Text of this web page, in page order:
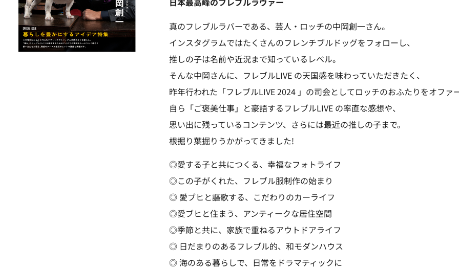
真のフレブルラバーである、芸人・ロッチの中岡創一さん。
インスタグラムではたくさんのフレンチブルドッグをフォローし、
推しの子は名前や近況まで知っているレベル。
そんな中岡さんに、フレブルLIVE の天国感を味わっていただきたく、
昨年行われた「フレブルLIVE 2024 」の司会としてロッチのおふたりをオファ
自ら「ご褒美仕事」と豪語するフレブルLIVE の率直な感想や、
思い出に残っているコンテンツ、さらには最近の推しの子まで。
根掘り葉掘りうかがってきました!
◎愛する子と共につくる、幸福なフォトライフ
◎この子がくれた、フレブル服制作の始まり
◎ 愛ブヒと謳歌する、こだわりのカーライフ
◎愛ブヒと住まう、アンティークな居住空間
◎季節と共に、家族で重ねるアウトドアライフ
◎ 日だまりのあるフレブル的、和モダンハウス
◎ 海のある暮らしで、日常をドラマティックに